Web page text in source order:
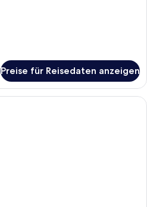
Preise für Reisedaten anzeigen